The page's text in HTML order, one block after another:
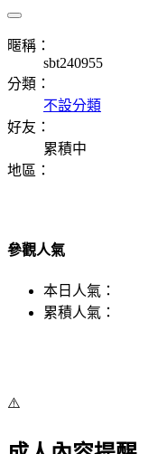
暱稱：
sbt240955
分類：
不設分類
好友：
累積中
地區：
參觀人氣
本日人氣：
累積人氣：
⚠️